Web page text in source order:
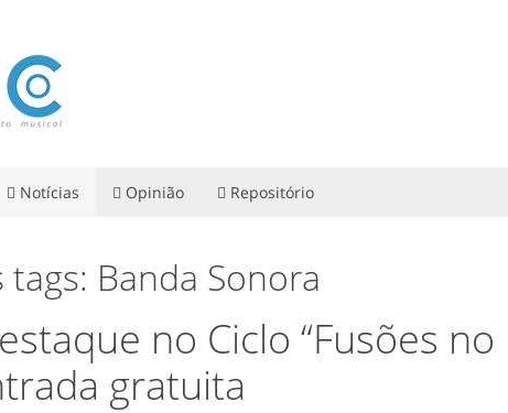
Notícias Opinião Repositório
Banda Sonora
no Ciclo “Fusões no
gratuita